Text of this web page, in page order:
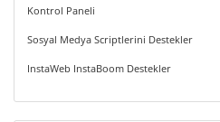
Kontrol Paneli
Sosyal Medya Scriptlerini Destekler
InstaWeb InstaBoom Destekler